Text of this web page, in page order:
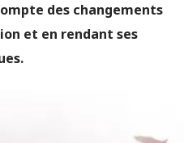
des changements
et en rendant ses